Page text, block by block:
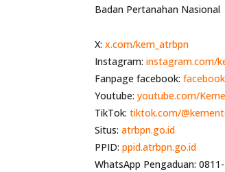
Badan Pertanahan Nasional
X: x.com/kem_atrbpn
Instagram: instagram.com/
Fanpage facebook:
Youtube: youtube.com/
TikTok: tiktok.com/
Situs: atrbpn.go.id
PPID: ppid.atrbpn.go.id
WhatsApp Pengaduan: